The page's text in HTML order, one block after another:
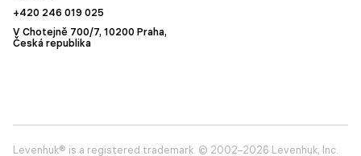
+420 246 019 025
V Chotejně 700/7, 10200 Praha,
Česká republika
Levenhuk® is a registered trademark. © 2002–2026 Levenhuk, Inc.